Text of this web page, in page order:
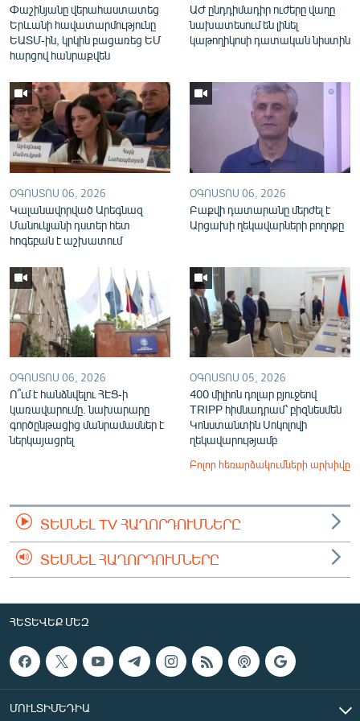
English
Русский
ՀԵՏԵՎԵՔ ՄԵԶ
«Ազատության» բոլոր կայքերը
Փաշինյանը վերահաստատեց
Երևանի հավատարմությունը
ԵԱՏՄ-ին, կրկին բացառեց ԵՄ
հարցով հանրաքվեն
ԱԺ ընդդիմադիր ուժերը վաղը
նախատեսում են լինել
կաթողիկոսի դատական նիստին
ՕԳՈՍՏՈՍ 06, 2026
Կալանավորված Արեգնազ
Մանուկյանի դստեր հետ
հոգեբան է աշխատում
ՕԳՈՍՏՈՍ 06, 2026
Բաքվի դատարանը մերժել է
Արցախի ղեկավարների բողոքը
ՕԳՈՍՏՈՍ 06, 2026
Ո՞ւմ է հանձնվելու ՀԷՑ-ի
կառավարումը. նախարարը
գործընթացից մանրամասներ է
ներկայացրել
ՕԳՈՍՏՈՍ 05, 2026
400 միլիոն դոլար բյուջեով
TRIPP հիմնադրամ՝ բիզնեսմեն
Կոնստանտին Սոկոլովի
ղեկավարությամբ
Բոլոր հեռարձակումների արխիվը
ՏԵՍՆԵԼ TV ՀԱՂՈՐԴՈՒՄՆԵՐԸ
ՏԵՍՆԵԼ ՀԱՂՈՐԴՈՒՄՆԵՐԸ
ՀԵՏԵՎԵՔ ՄԵԶ
ՄՈՒԼՏԻՄԵԴԻԱ